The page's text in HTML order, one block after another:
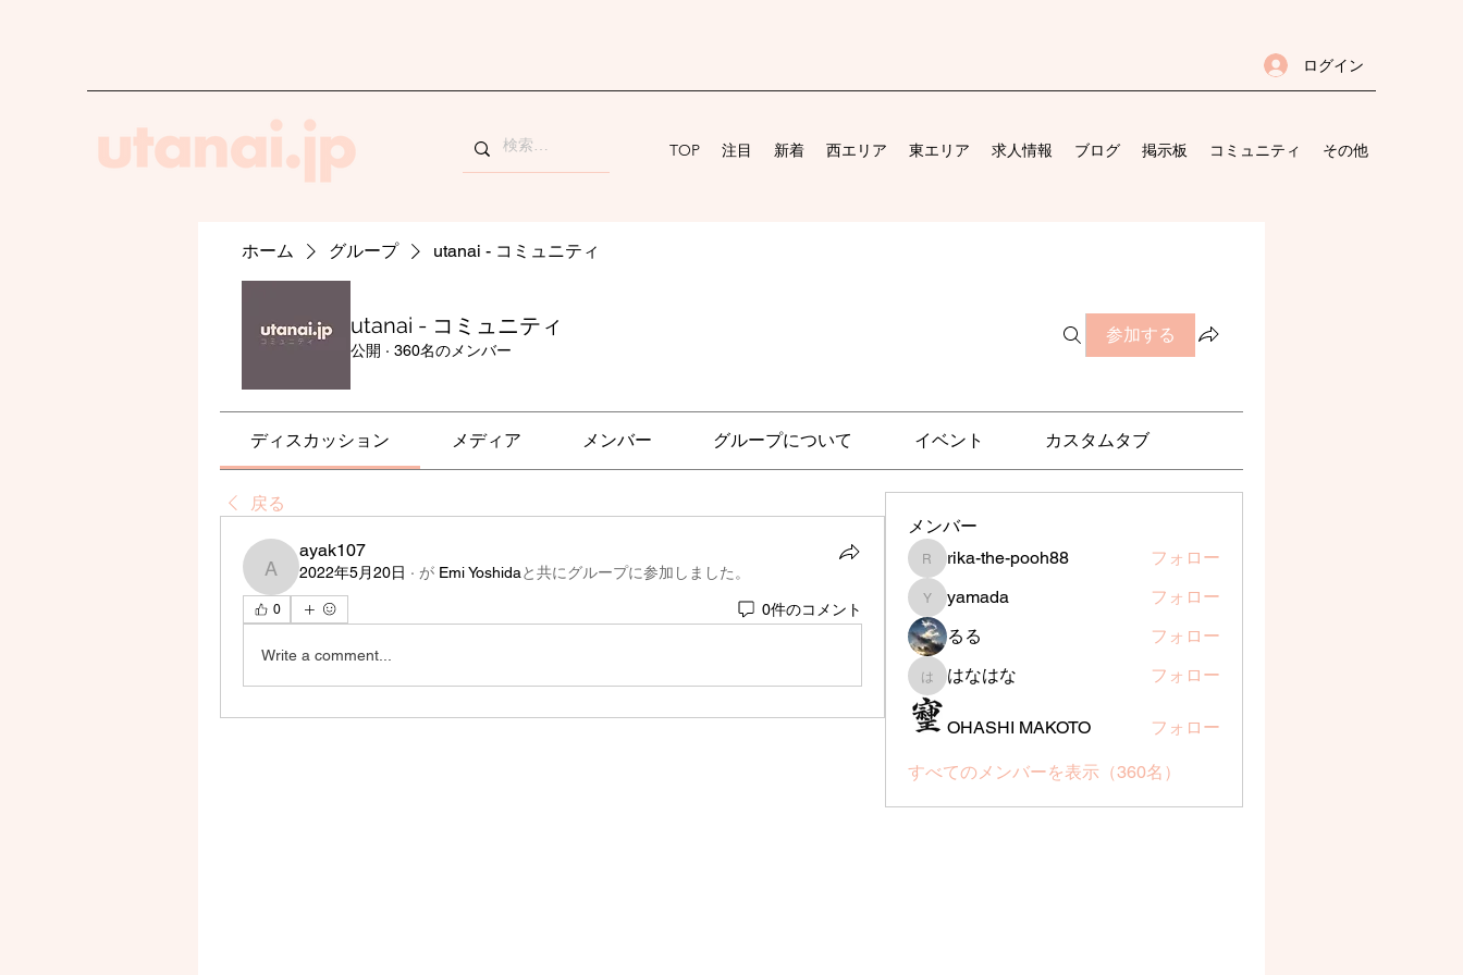
ログイン
TOP 注目 新着 西エリア 東エリア 求人情報 ブログ 掲示板 コミュニティ その他
ホーム グループ utanai - コミュニティ
utanai - コミュニティ
公開 · 360名のメンバー
参加する
ディスカッション メディア メンバー グループについて イベント カスタムタブ
戻る
ayak107
ayak107
2022年5月20日 · が Emi Yoshidaと共にグループに参加しました 。
0 0件のコメント
Write a comment...
メンバー
rika-the-pooh88
rika-the-pooh88 フォロー
yamada
yamada
フォロー
るる
フォロー
はなはな
はなはな フォロー
OHASHI MAKOTO フォロー
すべてのメンバーを表示（360名）